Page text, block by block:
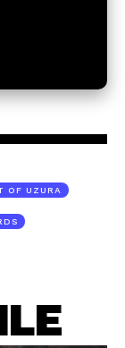
OF UZURA